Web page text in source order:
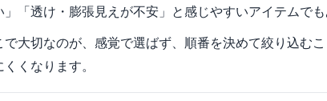
」「透け・膨張見えが不安」と感じやすいアイテムでも
で大切なのが、感覚で選ばず、順番を決めて絞り込む
くくなります。